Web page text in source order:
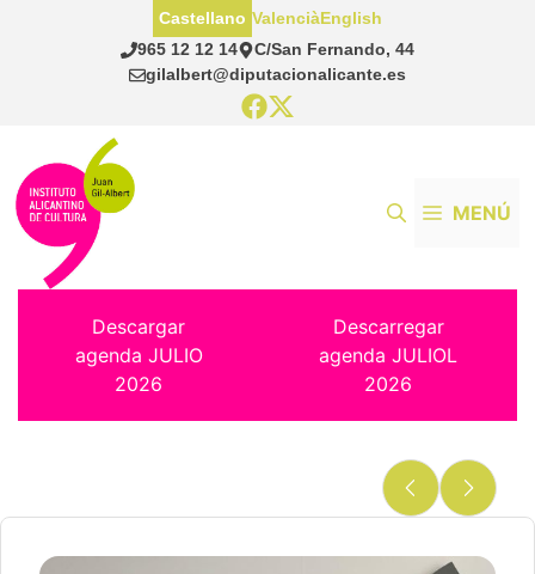
965 12 12 14
C/San Fernando, 44
gilalbert@diputacionalicante.es
Castellano ValenciàEnglish
MENÚ
Descargar
agenda JULIO
2026
Descarregar
agenda JULIOL
2026